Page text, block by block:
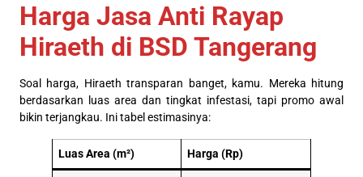
Harga Jasa Anti Rayap
Hiraeth di BSD Tangerang
Soal harga, Hiraeth transparan banget, kamu. Mereka hitung
berdasarkan luas area dan tingkat infestasi, tapi promo awal
bikin terjangkau. Ini tabel estimasinya:
Luas Area (m²) Harga (Rp)